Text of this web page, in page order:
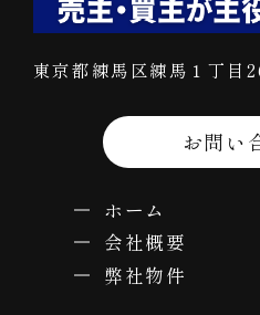
東京都練馬区練馬１丁目
お問い
ホーム
会社概要
弊社物件